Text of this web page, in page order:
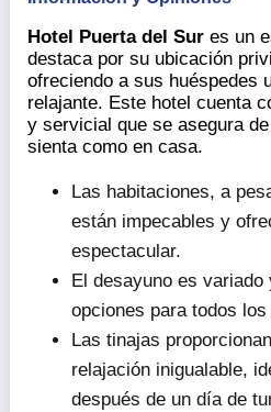
Hotel Puerta del Sur es un
destaca por su ubicación
ofreciendo a sus huéspedes
relajante. Este hotel cuenta
y servicial que se asegura
sienta como en casa.
Las habitaciones, a
están impecables y
espectacular.
El desayuno es
opciones para todos
Las tinajas
relajación inigualable,
después de un día de